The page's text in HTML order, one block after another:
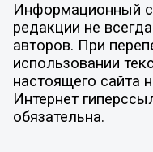
Информационный
редакции не
авторов. При
использовании
настоящего сайта
Интернет
обязательна.